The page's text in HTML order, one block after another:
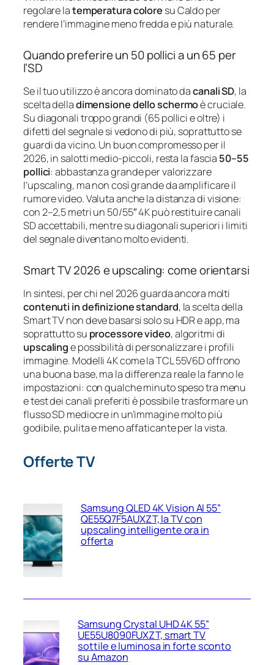
regolare latemperatura colore su Caldo per
rendere l’immagine meno fredda e più naturale.
Quando preferire un 50 pollici a un 65 per
l’SD
Se il tuo utilizzo è ancora dominato dacanali SD, la
scelta delladimensione dello schermoè cruciale.
Su diagonali troppo grandi (65 pollici e oltre) i
difetti del segnale si vedono di più, soprattutto se
guardi da vicino. Un buon compromesso per il
2026, in salotti medio-piccoli, resta la fascia 50–55
pollici: abbastanza grande per valorizzare
l’upscaling, ma non così grande da amplificare il
rumore video. Valuta anche la distanza di visione:
con 2–2,5 metri un 50/55″ 4K può restituire canali
SD accettabili, mentre su diagonali superiori i limiti
del segnale diventano molto evidenti.
Smart TV 2026 e upscaling: come orientarsi
In sintesi, per chi nel 2026 guarda ancora molti
contenuti in definizione standard, la scelta della
Smart TV non deve basarsi solo su HDR e app, ma
soprattutto su processore video, algoritmi di
upscalinge possibilità di personalizzare i profili
immagine. Modelli 4K come la TCL 55V6D offrono
una buona base, ma la differenza reale la fanno le
impostazioni: con qualche minuto speso tra menu
e test dei canali preferiti è possibile trasformare un
flusso SD mediocre in un’immagine molto più
godibile, pulita e meno affaticante per la vista.
Offerte TV
Samsung QLED 4K Vision AI 55”
QE55Q7F5AUXZT, la TV con
upscaling intelligente ora in
offerta
Samsung Crystal UHD 4K 55”
UE55U8090FUXZT, smart TV
sottile e luminosa in forte sconto
su Amazon